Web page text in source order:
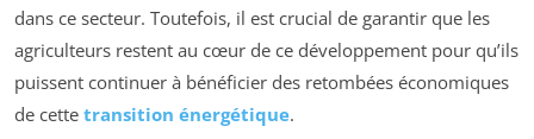
dans ce secteur. Toutefois, il est crucial de garantir que les
agriculteurs restent au cœur de ce développement pour qu’ils
puissent continuer à bénéficier des retombées économiques
de cette transition énergétique.